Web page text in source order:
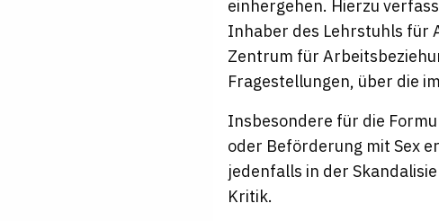
einhergehen. Hierzu
Inhaber des Lehrstuhls für
Zentrum für
Fragestellungen, über die
Insbesondere für die
oder Beförderung mit Sex
jedenfalls in der
Kritik.